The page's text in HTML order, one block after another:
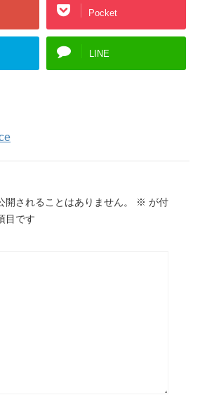
Pocket
LINE
開されることはありません。 ※ が付
目です